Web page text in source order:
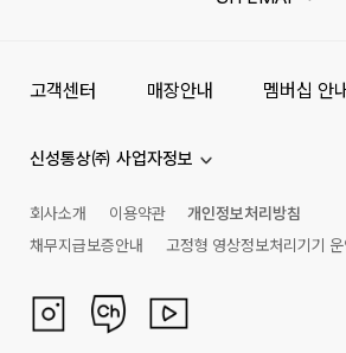
고객센터 매장안내 멤버십 안내
신성통상㈜ 사업자정보
회사소개 이용약관
개인정보처리방침
채무지급보증안내
고정형 영상정보처리기기